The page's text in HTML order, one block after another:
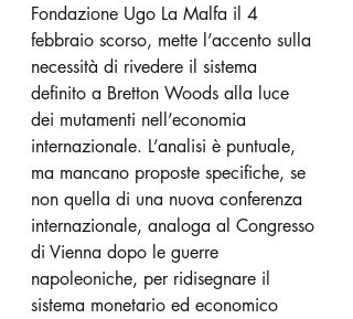
Fondazione Ugo La Malfa il 4
febbraio scorso, mette l’accento sulla
necessità di rivedere il sistema
definito a Bretton Woods alla luce
dei mutamenti nell’economia
internazionale. L’analisi è puntuale,
ma mancano proposte specifiche, se
non quella di una nuova conferenza
internazionale, analoga al Congresso
di Vienna dopo le guerre
napoleoniche, per ridisegnare il
sistema monetario ed economico